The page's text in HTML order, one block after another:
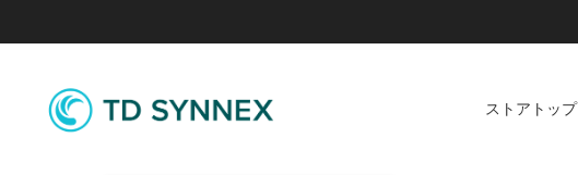
ストアトップ